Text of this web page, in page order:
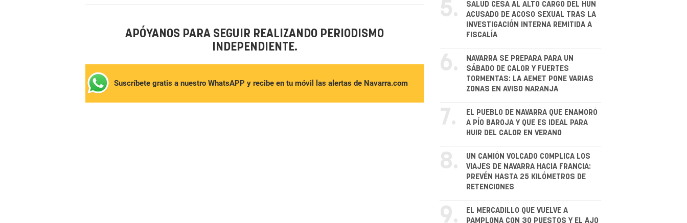
APÓYANOS PARA SEGUIR REALIZANDO PERIODISMO
INDEPENDIENTE.
Suscríbete gratis a nuestro WhatsAPP y recibe en tu móvil las alertas de Navarra.com
5.
SALUD CESA AL ALTO CARGO DEL HUN
ACUSADO DE ACOSO SEXUAL TRAS LA
INVESTIGACIÓN INTERNA REMITIDA A
FISCALÍA
6.
NAVARRA SE PREPARA PARA UN
SÁBADO DE CALOR Y FUERTES
TORMENTAS: LA AEMET PONE VARIAS
ZONAS EN AVISO NARANJA
7.
EL PUEBLO DE NAVARRA QUE ENAMORÓ
A PÍO BAROJA Y QUE ES IDEAL PARA
HUIR DEL CALOR EN VERANO
8.
UN CAMIÓN VOLCADO COMPLICA LOS
VIAJES DE NAVARRA HACIA FRANCIA:
PREVÉN HASTA 25 KILÓMETROS DE
RETENCIONES
9.
EL MERCADILLO QUE VUELVE A
PAMPLONA CON 30 PUESTOS Y EL AJO